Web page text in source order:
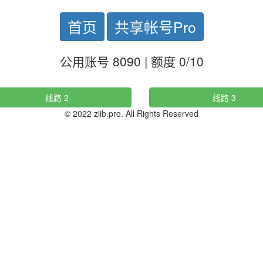
首页 共享帐号Pro
公用账号 8090 | 额度 0/10
线路 2
线路 3
© 2022 zlib.pro. All Rights Reserved